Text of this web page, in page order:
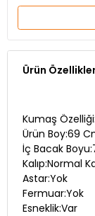
Ürün
Kumaş
Ürün Boy:69
İç Bacak
Kalıp:Normal
Astar:Yok
Fermuar:Yok
Esneklik:Var